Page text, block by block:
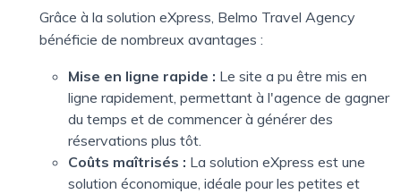
Grâce à la solution eXpress, Belmo Travel Agency
bénéficie de nombreux avantages :
Mise en ligne rapide : Le site a pu être mis en
ligne rapidement, permettant à l'agence de gagner
du temps et de commencer à générer des
réservations plus tôt.
Coûts maîtrisés : La solution eXpress est une
solution économique, idéale pour les petites et